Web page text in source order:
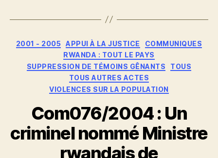
Catégories
2001 - 2005 APPUI À LA JUSTICE
COMMUNIQUES
RWANDA : TOUT LE PAYS
SUPPRESSION DE TÉMOINS GÊNANTS
TOUS
TOUS AUTRES ACTES
VIOLENCES SUR LA POPULATION
Com076/2004 : Un
criminel nommé Ministre
rwandais de